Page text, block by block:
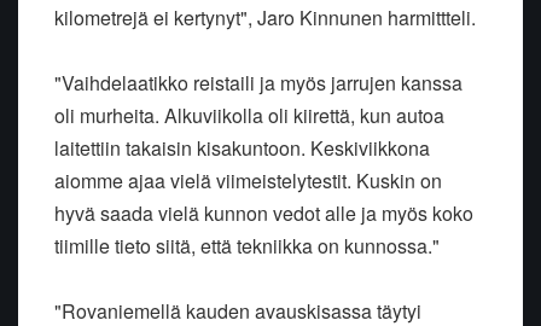
kilometrejä ei kertynyt", Jaro Kinnunen harmittteli.
"Vaihdelaatikko reistaili ja myös jarrujen kanssa
oli murheita. Alkuviikolla oli kiirettä, kun autoa
laitettiin takaisin kisakuntoon. Keskiviikkona
aiomme ajaa vielä viimeistelytestit. Kuskin on
hyvä saada vielä kunnon vedot alle ja myös koko
tiimille tieto siitä, että tekniikka on kunnossa."
"Rovaniemellä kauden avauskisassa täytyi